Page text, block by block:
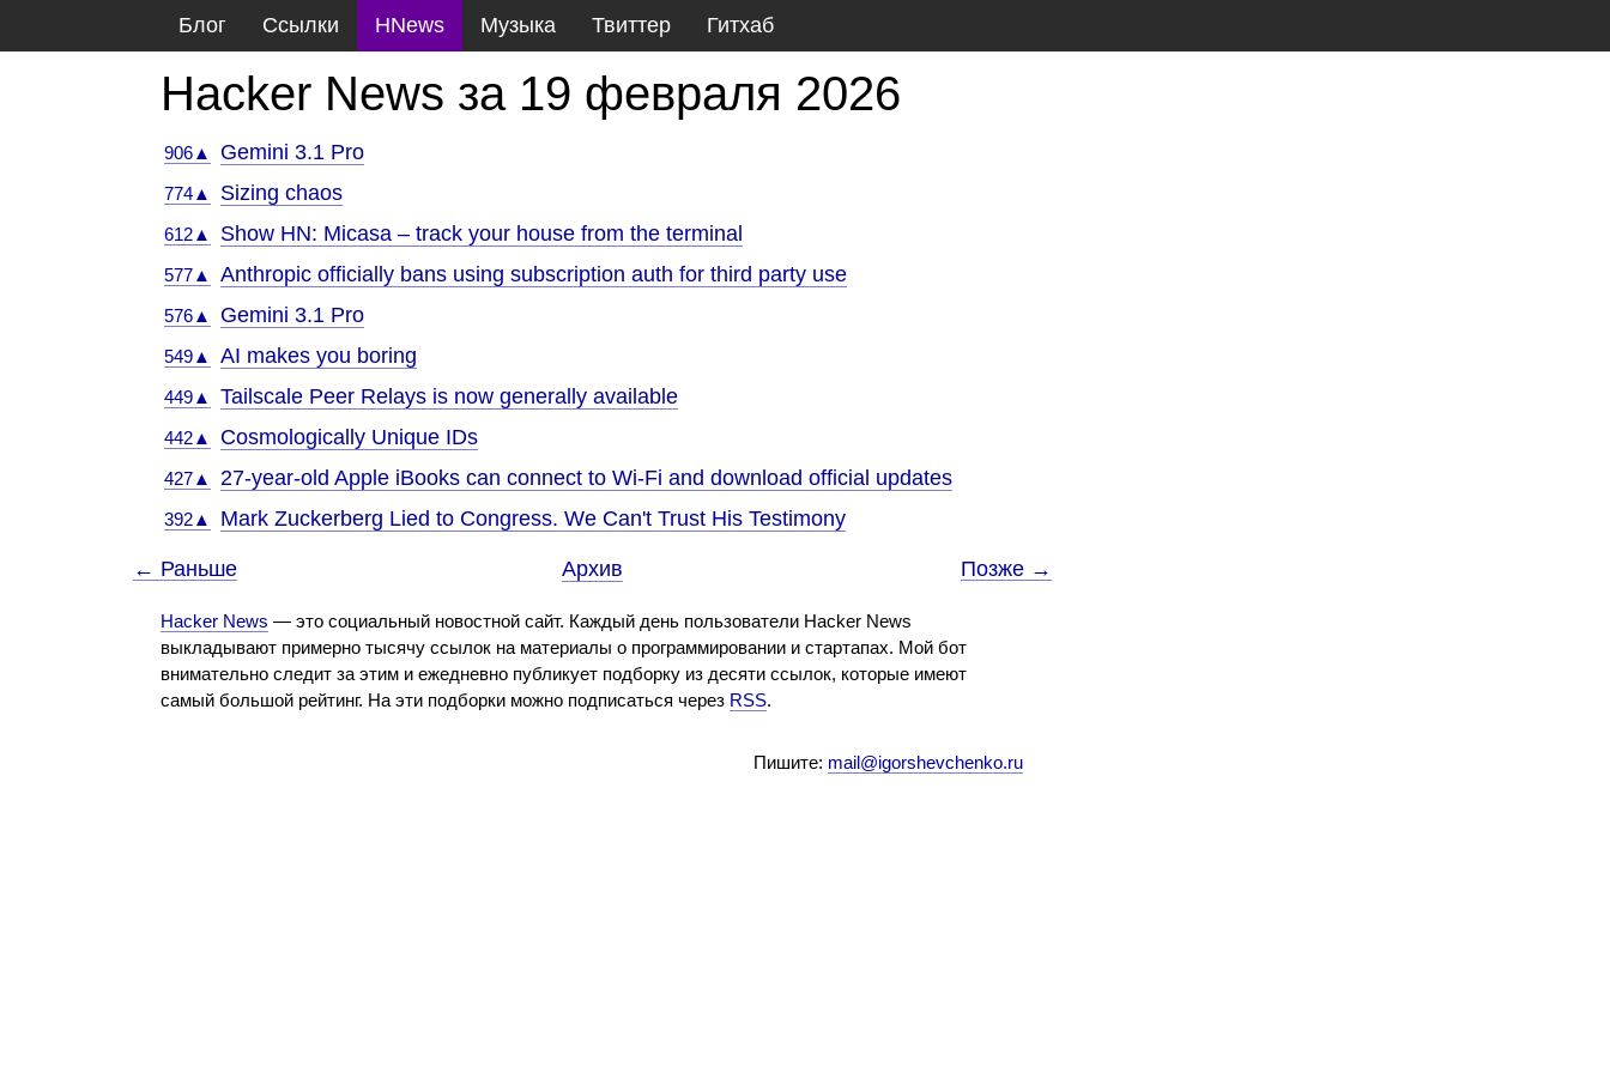
Блог Ссылки HNews Музыка Твиттер Гитхаб
Hacker News за 19 февраля 2026
906▲ Gemini 3.1 Pro
774▲ Sizing chaos
612▲ Show HN: Micasa – track your house from the terminal
577▲ Anthropic officially bans using subscription auth for third party use
576▲ Gemini 3.1 Pro
549▲ AI makes you boring
449▲ Tailscale Peer Relays is now generally available
442▲ Cosmologically Unique IDs
427▲ 27-year-old Apple iBooks can connect to Wi-Fi and download official updates
392▲ Mark Zuckerberg Lied to Congress. We Can't Trust His Testimony
← Раньше Архив Позже →
Hacker News — это социальный новостной сайт. Каждый день пользователи Hacker News
выкладывают примерно тысячу ссылок на материалы о программировании и стартапах. Мой бот
внимательно следит за этим и ежедневно публикует подборку из десяти ссылок, которые имеют
самый большой рейтинг. На эти подборки можно подписаться через RSS.
Пишите: mail@igorshevchenko.ru